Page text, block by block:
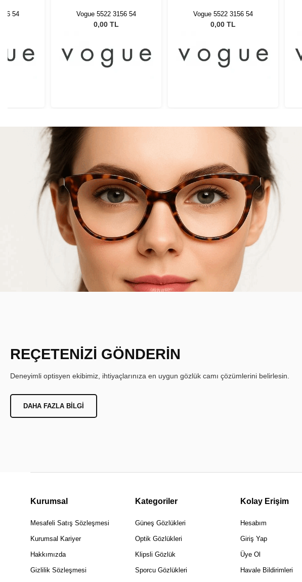
54 Vogue 5522 3156 54
0,00 TL
Vogue 5522 3156 54
0,00 TL
REÇETENİZİ GÖNDERİN
Deneyimli optisyen ekibimiz, ihtiyaçlarınıza en uygun gözlük camı çözümlerini belirlesin.
DAHA FAZLA BILGI
Kurumsal
Mesafeli Satış Sözleşmesi
Kurumsal Kariyer
Hakkımızda
Gizlilik Sözleşmesi
Kategoriler
Güneş Gözlükleri
Optik Gözlükleri
Klipsli Gözlük
Sporcu Gözlükleri
Kolay Erişim
Hesabım
Giriş Yap
Üye Ol
Havale Bildirimleri